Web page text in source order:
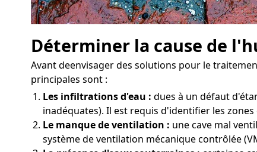
Déterminer la cause de
Avant deenvisager des solutions pour le
principales sont :
Les infiltrations d'eau : dues à un défaut
inadéquates). Il est requis d'identifier les
Le manque de ventilation : une cave mal
système de ventilation mécanique contrôlée